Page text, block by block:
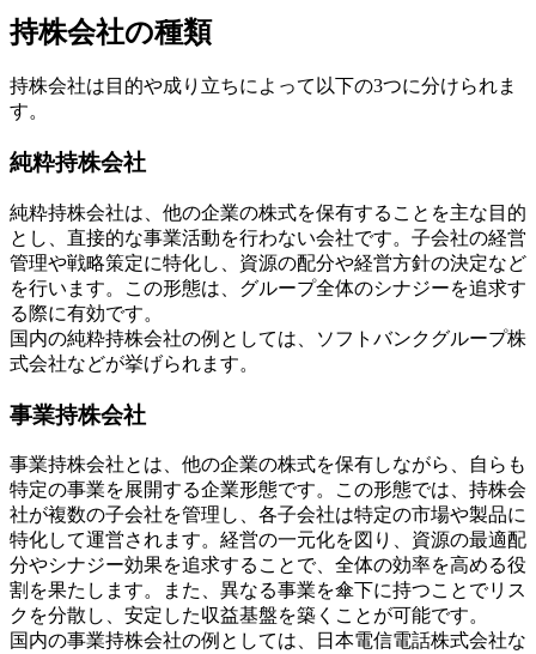
持株会社の種類
持株会社は目的や成り立ちによって以下の3つに分けられま
す。
純粋持株会社
純粋持株会社は、他の企業の株式を保有することを主な目的
とし、直接的な事業活動を行わない会社です。子会社の経営
管理や戦略策定に特化し、資源の配分や経営方針の決定など
を行います。この形態は、グループ全体のシナジーを追求す
る際に有効です。
国内の純粋持株会社の例としては、ソフトバンクグループ株
式会社などが挙げられます。
事業持株会社
事業持株会社とは、他の企業の株式を保有しながら、自らも
特定の事業を展開する企業形態です。この形態では、持株会
社が複数の子会社を管理し、各子会社は特定の市場や製品に
特化して運営されます。経営の一元化を図り、資源の最適配
分やシナジー効果を追求することで、全体の効率を高める役
割を果たします。また、異なる事業を傘下に持つことでリス
クを分散し、安定した収益基盤を築くことが可能です。
国内の事業持株会社の例としては、日本電信電話株式会社な